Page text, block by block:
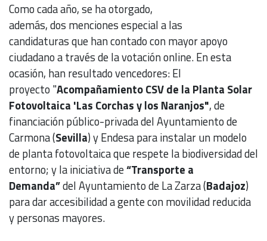
Como cada año, se ha otorgado,
además, dos menciones especial a las
candidaturas que han contado con mayor apoyo
ciudadano a través de la votación online. En esta
ocasión, han resultado vencedores: El
proyecto "Acompañamiento CSV de la Planta Solar
Fotovoltaica 'Las Corchas y los Naranjos", de
financiación público-privada del Ayuntamiento de
Carmona (Sevilla) y Endesa para instalar un modelo
de planta fotovoltaica que respete la biodiversidad del
entorno; y la iniciativa de“Transporte a
Demanda”del Ayuntamiento de La Zarza (Badajoz)
para dar accesibilidad a gente con movilidad reducida
y personas mayores.